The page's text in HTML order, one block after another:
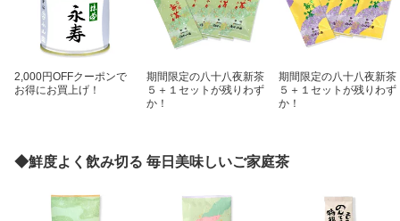
2,000円OFFクーポンで
お得にお買上げ！
期間限定の八十八夜新茶
５＋１セットが残りわず
か！
期間限定の八十八夜新茶
５＋１セットが残りわず
か！
◆鮮度よく飲み切る 毎日美味しいご家庭茶